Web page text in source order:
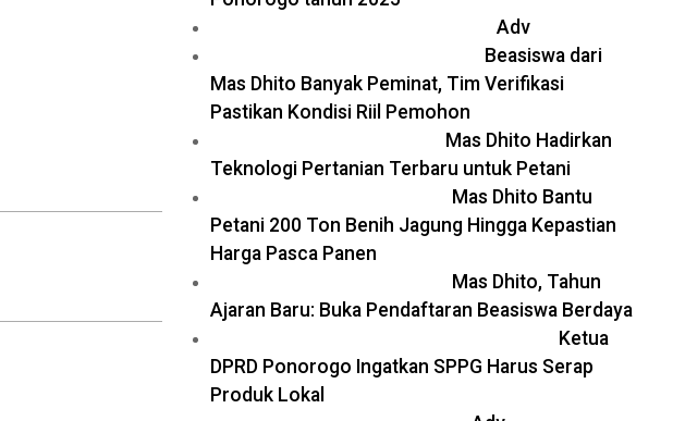
Adv
Beasiswa dari
Mas Dhito Banyak Peminat, Tim Verifikasi
Pastikan Kondisi Riil Pemohon
Mas Dhito Hadirkan
Teknologi Pertanian Terbaru untuk Petani
Mas Dhito Bantu
Petani 200 Ton Benih Jagung Hingga Kepastian
Harga Pasca Panen
Mas Dhito, Tahun
Ajaran Baru: Buka Pendaftaran Beasiswa Berdaya
Ketua
DPRD Ponorogo Ingatkan SPPG Harus Serap
Produk Lokal